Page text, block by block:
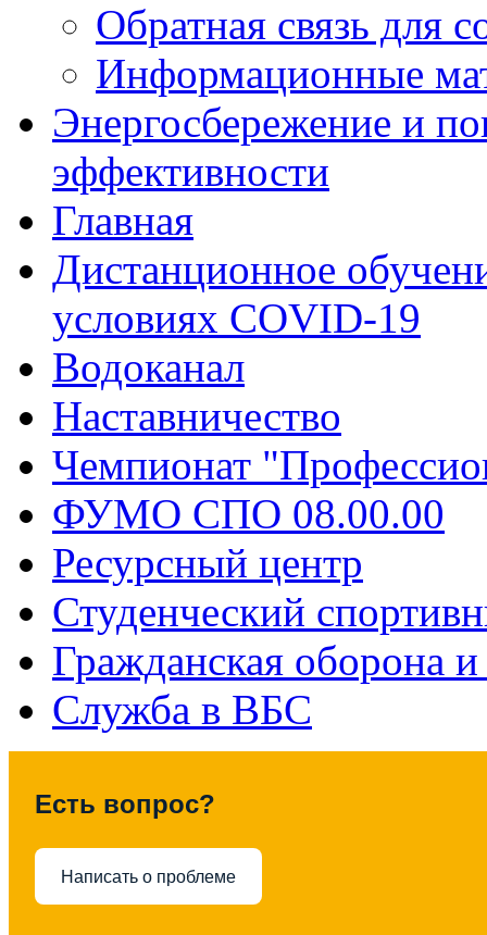
Обратная связь для
Информационные
Энергосбережение и
эффективности
Главная
Дистанционное
условиях COVID-19
Водоканал
Наставничество
Чемпионат
ФУМО СПО 08.00.00
Ресурсный центр
Студенческий
Гражданская оборона
Служба в ВБС
Есть вопрос?
Написать о проблеме